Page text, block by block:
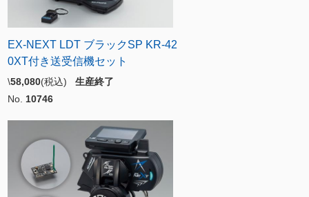
EX-NEXT LDT ブラックSP KR-42
0XT付き送受信機セット
\58,080(税込) 生産終了
No. 10746